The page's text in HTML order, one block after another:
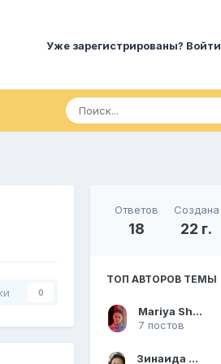
Уже зарегистрированы? Войти
0
Ответов
18
Создана
22 г.
ТОП АВТОРОВ ТЕМЫ
Mariya Shariegina
7 постов
Зинаида Стамблер